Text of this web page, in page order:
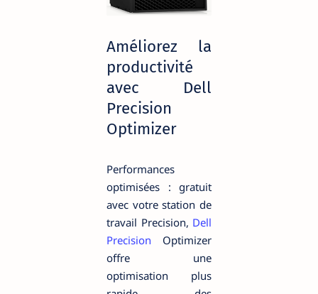
Améliorez la
productivité
avec Dell
Precision
Optimizer
Performances
optimisées : gratuit
avec votre station de
travail Precision, Dell
Precision Optimizer
offre une
optimisation plus